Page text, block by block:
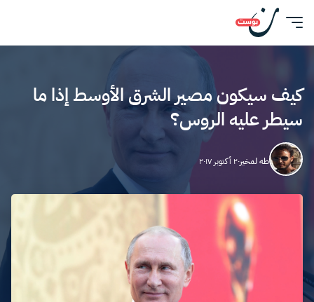
كيف سيكون مصير الشرق الأوسط إذا ما
سيطر عليه الروس؟
طه لمخير٢٠ أكتوبر ٢٠١٧